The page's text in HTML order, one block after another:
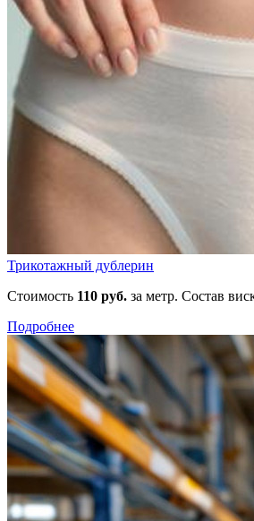
Трикотажный дублерин
Стоимость 110 руб. за метр. Состав
Подробнее